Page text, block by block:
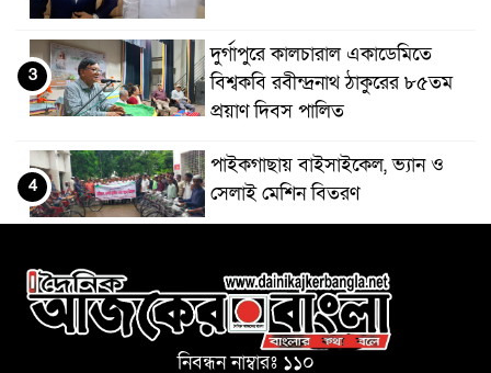
দুর্গাপুরে কালচারাল একাডেমিতে
বিশ্বকবি রবীন্দ্রনাথ ঠাকুরের ৮৫তম
প্রয়াণ দিবস পালিত
3
পাইকগাছায় বাইসাইকেল, ভ্যান ও
সেলাই মেশিন বিতরণ
4
বিজিবির অভিযান: ৩৫৫ বোতল
ইস্কাপ সিরাপ ও মোটরসাইকেলের
ট্যাংকে লুকানো গাঁজাসহ ৩ লক্ষাধিক টাকার মালামাল জব্দ
5
নিবন্ধন নাম্বারঃ ১১০